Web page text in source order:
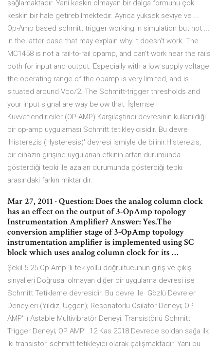
sağlamaktadır. Yani keskin olmayan bir dalga formunu çok
keskin bir hale getirebilmektedir. Ayrıca yüksek seviye ve …
Op-Amp based schmitt trigger working in simulation but not ...
In the latter case that may explain why it doesn't work. The
MC1458 is not a rail-to-rail opamp, and can't work near the rails
both for input and output. Especially with a low supply voltage
the operating range of the opamp is very limited, and is
situated around Vcc/2. The Schmitt-trigger thresholds and
your input signal are way below that. İşlemsel
Kuvvetlendiriciler (OP-AMP) Karşılaştırıcı devresinin kullanıldığı
bir op-amp uygulaması Schmitt tetikleyicisidir. Bu devre
'Histerezis (Hysteresis)' devresi ismiyle de bilinir.Histerezis,
bir cihazın girişine uygulanan etkinin artan durumunda
gösterdiği tepki ile azalan durumunda gösterdiği tepki
arasındaki farkın miktarıdır.
Mar 27, 2011 · Question: Does the analog column clock
has an effect on the output of 3-OpAmp topology
Instrumentation Amplifier? Answer: Yes.The
conversion amplifier stage of 3-OpAmp topology
instrumentation amplifier is implemented using SC
block which uses analog column clock for its …
Şekil 5.25 Op-Amp 'lı tek yollu doğrultucunun giriş ve çıkış
sinyalleri Doğrusal olmayan diğer bir uygulama devresi ise
Schmitt Tetikleme devresidir. Bu devre ile Gözlü Devreler
Deneyleri (Yıldız, Üçgen); Resonatörlü Osilatör Deneyi; OP
AMP' lı Astable Multivibratör Deneyi; Transistörlü Schmitt
Trigger Deneyi; OP AMP' 12 Kas 2018 Devrede soldan sağa ilk
iki transistör, schmitt tetikleyici olarak çalışmaktadır. Yani bu